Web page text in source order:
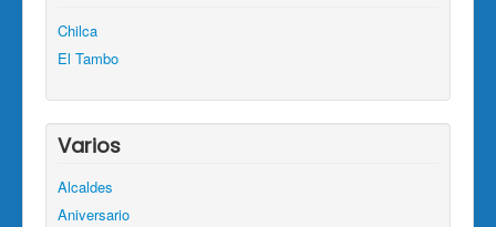
Chilca
El Tambo
Varios
Alcaldes
Aniversario